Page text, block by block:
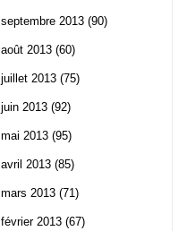
septembre 2013 (90)
août 2013 (60)
juillet 2013 (75)
juin 2013 (92)
mai 2013 (95)
avril 2013 (85)
mars 2013 (71)
février 2013 (67)